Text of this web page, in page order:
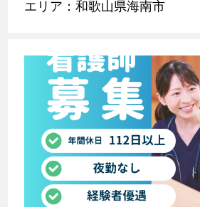
エリア：和歌山県海南市